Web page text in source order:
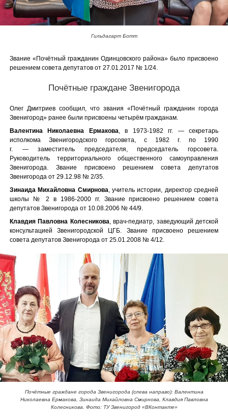
Гильдагарт Ботт
Звание «Почётный гражданин Одинцовского района» было присвоено
решением совета депутатов от 27.01.2017 № 1/24.
Почётные граждане Звенигорода
Олег Дмитриев сообщил, что звания «Почётный гражданин города
Звенигород» ранее были присвоены четырём гражданам.
Валентина Николаевна Ермакова , в 1973-1982 гг. — секретарь
исполкома Звенигородского горсовета, с 1982 г. по 1990
г. — заместитель председателя, председатель горсовета.
Руководитель территориального общественного самоуправления
Звенигорода. Звание присвоено решением совета депутатов
Звенигорода от 29.12.98 № 2/35.
Зинаида Михайловна Смирнова , учитель истории, директор средней
школы № 2 в 1986-2000 гг. Звание присвоено решением совета
депутатов Звенигорода от 10.08.2006 № 44/9.
Клавдия Павловна Колесникова , врач-педиатр, заведующий детской
консультацией Звенигородской ЦГБ. Звание присвоено решением
совета депутатов Звенигорода от 25.01.2008 № 4/12.
Почётные граждане города Звенигорода (слева направо): Валентина
Николаевна Ермакова, Зинаида Михайловна Смирнова, Клавдия Павловна
Колесникова. Фото: ТУ Звенигород «ВКонтакте»